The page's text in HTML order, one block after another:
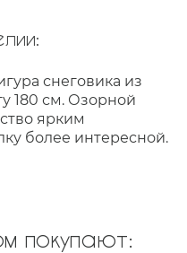
снеговика из
180 см. Озорной
ярким
более интересной.
покупают: